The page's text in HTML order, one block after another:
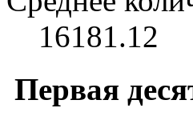
16181.12
Первая